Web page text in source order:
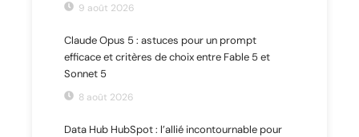
9 août 2026
Claude Opus 5 : astuces pour un prompt
efficace et critères de choix entre Fable 5 et
Sonnet 5
8 août 2026
Data Hub HubSpot : l’allié incontournable pour